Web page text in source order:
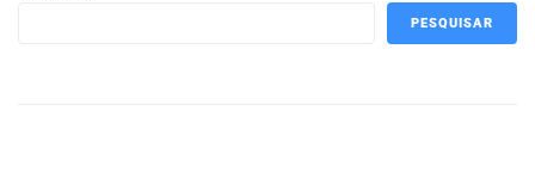
PESQUISAR